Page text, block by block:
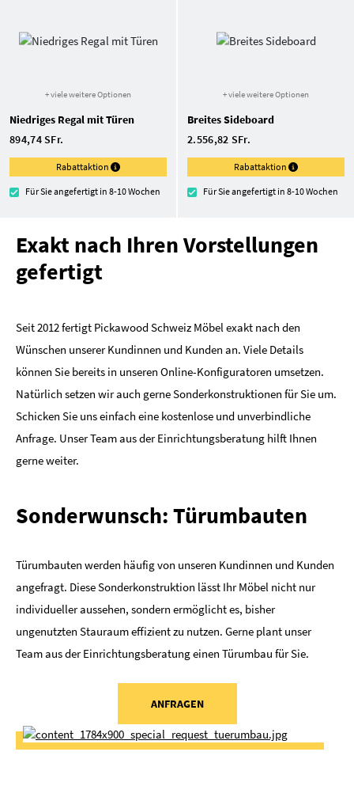
+ viele weitere Optionen
Niedriges Regal mit Türen
894,74 SFr.
Rabattaktion
Für Sie angefertigt in 8-10 Wochen
+ viele weitere Optionen
Breites Sideboard
2.556,82 SFr.
Rabattaktion
Für Sie angefertigt in 8-10 Wochen
Exakt nach Ihren Vorstellungen
gefertigt
Seit 2012 fertigt Pickawood Schweiz Möbel exakt nach den
Wünschen unserer Kundinnen und Kunden an. Viele Details
können Sie bereits in unseren Online-Konfiguratoren umsetzen.
Natürlich setzen wir auch gerne Sonderkonstruktionen für Sie um.
Schicken Sie uns einfach eine kostenlose und unverbindliche
Anfrage. Unser Team aus der Einrichtungsberatung hilft Ihnen
gerne weiter.
Sonderwunsch: Türumbauten
Türumbauten werden häufig von unseren Kundinnen und Kunden
angefragt. Diese Sonderkonstruktion lässt Ihr Möbel nicht nur
individueller aussehen, sondern ermöglicht es, bisher
ungenutzten Stauraum effizient zu nutzen. Gerne plant unser
Team aus der Einrichtungsberatung einen Türumbau für Sie.
ANFRAGEN